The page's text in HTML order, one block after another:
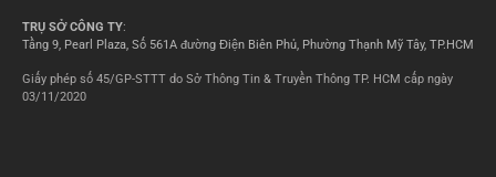
TRỤ SỞ CÔNG TY:
Tầng 9, Pearl Plaza, Số 561A đường Điện Biên Phủ, Phường Thạnh Mỹ Tây, TP.HCM
Giấy phép số 45/GP-STTT do Sở Thông Tin & Truyền Thông TP. HCM cấp ngày
03/11/2020